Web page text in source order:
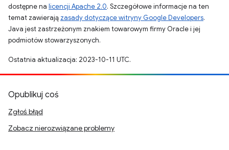
dostępne na licencji Apache 2.0. Szczegółowe informacje na ten
temat zawierają zasady dotyczące witryny Google Developers.
Java jest zastrzeżonym znakiem towarowym firmy Oracle i jej
podmiotów stowarzyszonych.
Ostatnia aktualizacja: 2023-10-11 UTC.
Opublikuj coś
Zgłoś błąd
Zobacz nierozwiązane problemy